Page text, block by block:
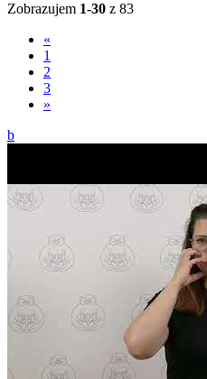
Zobrazujem 1-30 z 83
«
1
2
3
»
b